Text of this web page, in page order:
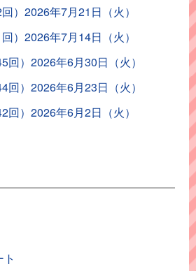
）2026年7月21日（火）
）2026年7月14日（火）
回）2026年6月30日（火）
回）2026年6月23日（火）
回）2026年6月2日（火）